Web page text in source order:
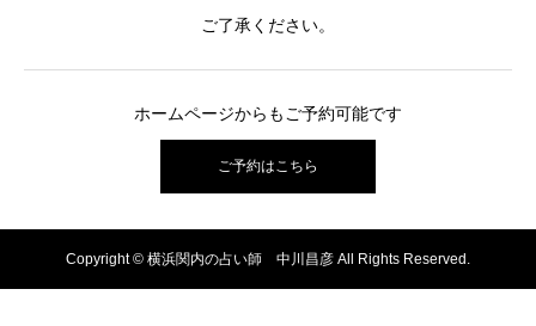
ご了承ください。
ホームページからもご予約可能です
ご予約はこちら
Copyright © 横浜関内の占い師 中川昌彦 All Rights Reserved.